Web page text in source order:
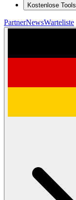
Kostenlose Tools
PartnerNewsWarteliste